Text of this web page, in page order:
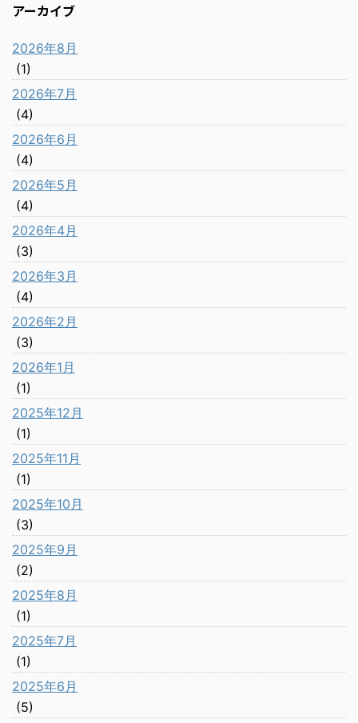
アーカイブ
2026年8月
(1)
2026年7月
(4)
2026年6月
(4)
2026年5月
(4)
2026年4月
(3)
2026年3月
(4)
2026年2月
(3)
2026年1月
(1)
2025年12月
(1)
2025年11月
(1)
2025年10月
(3)
2025年9月
(2)
2025年8月
(1)
2025年7月
(1)
2025年6月
(5)